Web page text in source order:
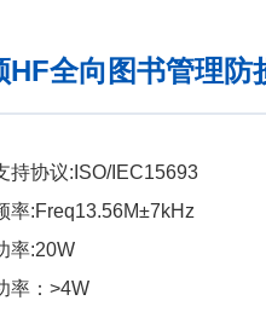
HF全向图书管理防
持协议:ISO/IEC15693
率:Freq13.56M±7kHz
率:20W
率：>4W